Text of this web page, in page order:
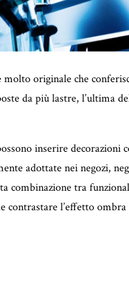
originale che
da più lastre, l’ultima
inserire
adottate nei negozi,
tra
l’effetto ombra